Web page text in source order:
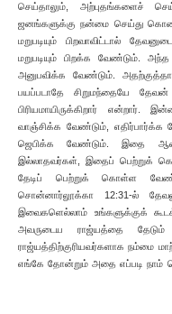
செய்தாலும், அற்புதங்களைச்
ஜனங்களுக்கு நன்மை செய்து
மறுபடியும் பிறவாவிட்டால்
மறுபடியும் பிறக்க வேண்டும்.
அனுபவிக்க வேண்டும்.
பயப்படாதே சிறுமந்தையே
பிரியமாயிருக்கிறார்
வாஞ்சிக்க வேண்டும்,
ஜெபிக்க வேண்டும். இதை
இல்லாதவர்கள், இதைப் பெற்றுக்
தேடிப் பெற்றுக் கொள்ள
சொன்னார்லூக்கா 12:31-ல்
இவைகளெல்லாம் உங்களுக்குக்
அவருடைய ராஜ்யத்தை
ராஜ்யத்திற்குரியவர்களாக நம்மை
எங்கே தோன்றும் அதை எப்படி நாம்